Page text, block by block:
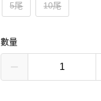
5尾 10尾
數量